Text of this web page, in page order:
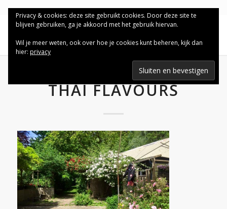
THAI FLAVOURS
Privacy & cookies: deze site gebruikt cookies. Door deze site te
blijven gebruiken, ga je akkoord met het gebruik hiervan.
Wil je meer weten, ook over hoe je cookies kunt beheren, kijk dan
hier: privacy